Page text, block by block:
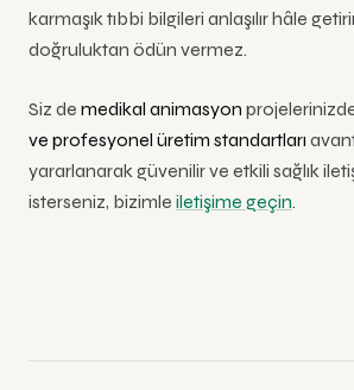
karmaşık tıbbi bilgileri anlaşılır hâle
doğruluktan ödün vermez.
Siz de medikal animasyon
ve profesyonel üretim standartları
yararlanarak güvenilir ve etkili sağlık
isterseniz, bizimle iletişime geçin.